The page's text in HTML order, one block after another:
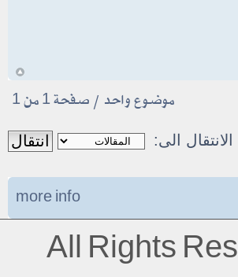
موضوع واحد • صفحة1من1
الانتقال الى:
more info
All Rights